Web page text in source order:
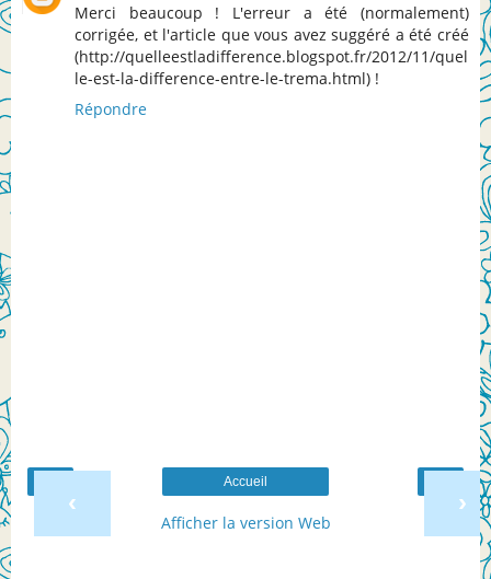
Merci beaucoup ! L'erreur a été (normalement)
corrigée, et l'article que vous avez suggéré a été créé
(http://quelleestladifference.blogspot.fr/2012/11/quel
le-est-la-difference-entre-le-trema.html) !
Répondre
‹ ›
Accueil
Afficher la version Web